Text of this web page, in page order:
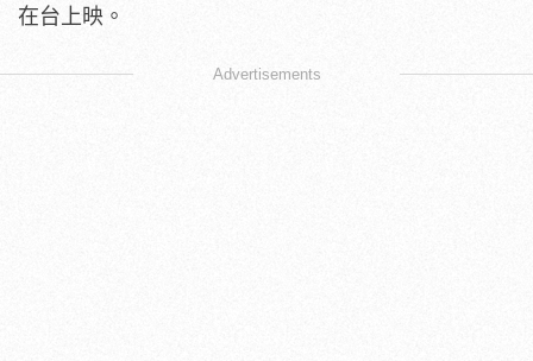
在台上映。
Advertisements